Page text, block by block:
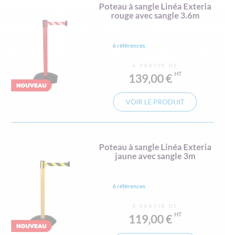
Poteau à sangle Linéa Exteria
rouge avec sangle 3.6m
6 références
À PARTIR DE
139,00 €
VOIR LE PRODUIT
Poteau à sangle Linéa Exteria
jaune avec sangle 3m
6 références
À PARTIR DE
119,00 €